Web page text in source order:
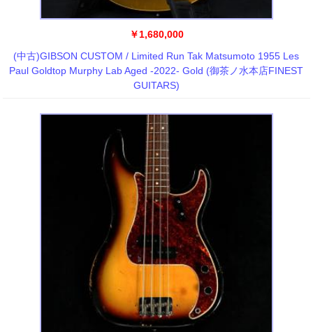
￥1,680,000
(中古)GIBSON CUSTOM / Limited Run Tak Matsumoto 1955 Les
Paul Goldtop Murphy Lab Aged -2022- Gold (御茶ノ水本店FINEST
GUITARS)